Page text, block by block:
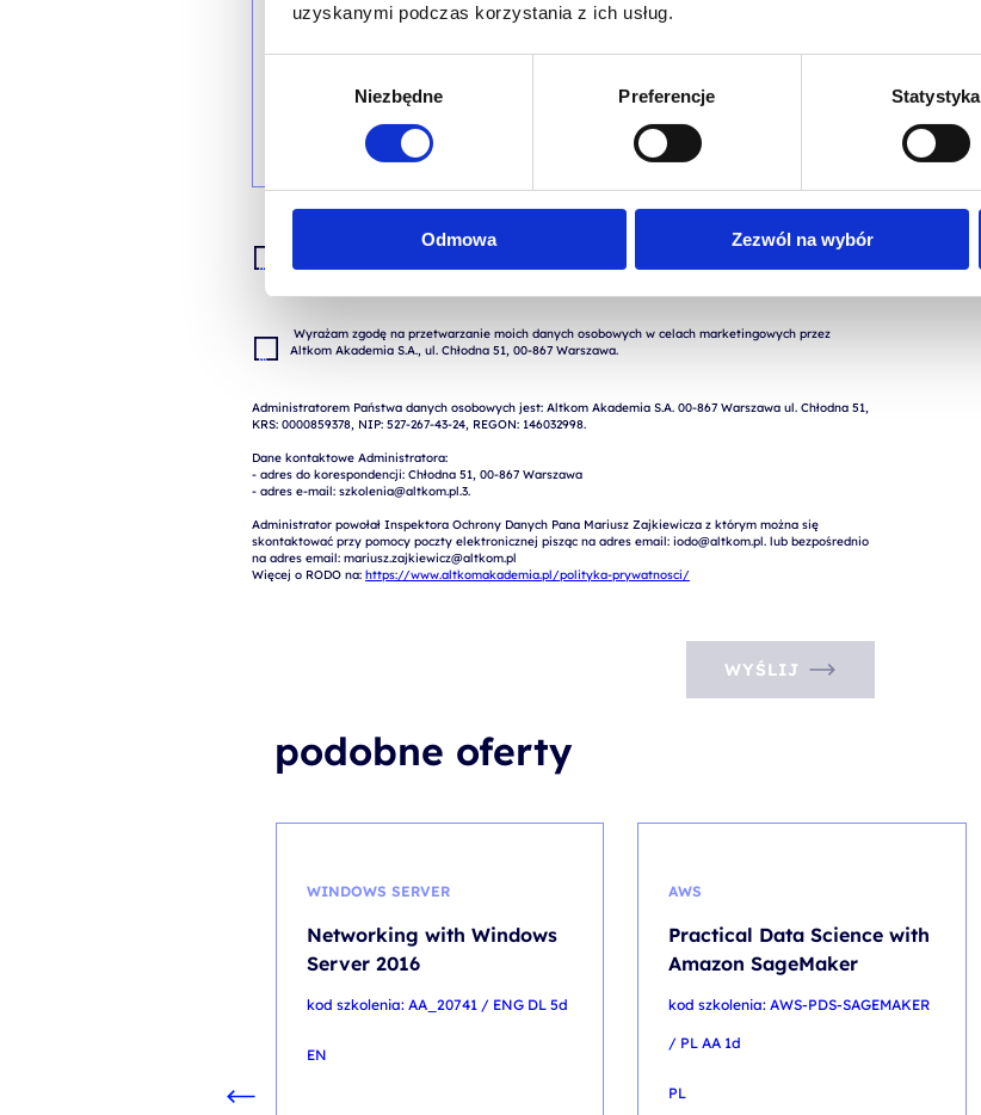
uzyskanymi podczas korzystania z ich usług.
Niezbędne Preferencje Statystyka
Odmowa Zezwól na wybór
Wyrażam zgodę na przetwarzanie moich danych osobowych podanych w formularzu w celu realizacji
Administratorem Państwa danych osobowych jest: Altkom Akademia S.A. 00-867 Warszawa ul. Chłodna 51,
KRS: 0000859378, NIP: 527-267-43-24, REGON: 146032998.
Dane kontaktowe Administratora:
- adres do korespondencji: Chłodna 51, 00-867 Warszawa
- adres e-mail: szkolenia@altkom.pl.3.
Administrator powołał Inspektora Ochrony Danych Pana Mariusz Zajkiewicza z którym można się
skontaktować przy pomocy poczty elektronicznej pisząc na adres email: iodo@altkom.pl. lub bezpośrednio
na adres email: mariusz.zajkiewicz@altkom.pl
Więcej o RODO na: https://www.altkomakademia.pl/polityka-prywatnosci/
WYŚLIJ
podobne oferty
WINDOWS SERVER
Networking with Windows
Server 2016
kod szkolenia: AA_20741 / ENG DL 5d
EN
AWS
Practical Data Science with
Amazon SageMaker
kod szkolenia: AWS-PDS-SAGEMAKER
/ PL AA 1d
PL